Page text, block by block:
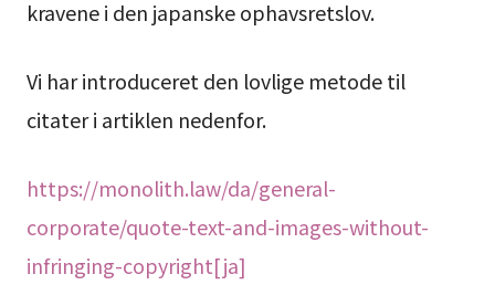
kravene i den japanske ophavsretslov.
Vi har introduceret den lovlige metode til
citater i artiklen nedenfor.
https://monolith.law/da/general-
corporate/quote-text-and-images-without-
infringing-copyright[ja]